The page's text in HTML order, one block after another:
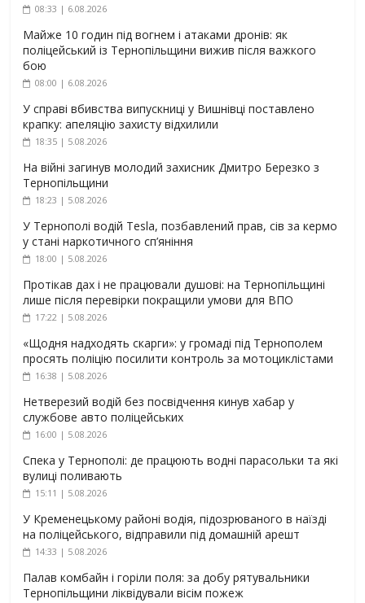
08:33 | 6.08.2026
Майже 10 годин під вогнем і атаками дронів: як
поліцейський із Тернопільщини вижив після важкого
бою
08:00 | 6.08.2026
У справі вбивства випускниці у Вишнівці поставлено
крапку: апеляцію захисту відхилили
18:35 | 5.08.2026
На війні загинув молодий захисник Дмитро Березко з
Тернопільщини
18:23 | 5.08.2026
У Тернополі водій Tesla, позбавлений прав, сів за кермо
у стані наркотичного сп’яніння
18:00 | 5.08.2026
Протікав дах і не працювали душові: на Тернопільщині
лише після перевірки покращили умови для ВПО
17:22 | 5.08.2026
«Щодня надходять скарги»: у громаді під Тернополем
просять поліцію посилити контроль за мотоциклістами
16:38 | 5.08.2026
Нетверезий водій без посвідчення кинув хабар у
службове авто поліцейських
16:00 | 5.08.2026
Спека у Тернополі: де працюють водні парасольки та які
вулиці поливають
15:11 | 5.08.2026
У Кременецькому районі водія, підозрюваного в наїзді
на поліцейського, відправили під домашній арешт
14:33 | 5.08.2026
Палав комбайн і горіли поля: за добу рятувальники
Тернопільщини ліквідували вісім пожеж